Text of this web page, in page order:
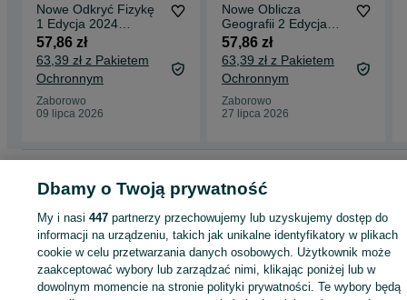
Nowe Odkryć Fizykę
1 Edycja 2024
Podręcznik
Podstawowy Nowa
Era
57,86 zł
63,39 zł z Pakietem
Ochronnym
Zaborowo
09 lipca 2026
Nowe Oblicza
Geografii 2 Edycja
2024 Podręcznik
Podstawowy Nowa
Era
57,86 zł
63,39 zł z Pakietem
Ochronnym
Zaborowo
27 lipca 2026
szkolne - Wielkopolskie
Podręczniki szkolne - Zaborowo
KATEGORIA
ID:1002291912 Wyświetlenia:
Dbamy o Twoją prywatność
My i nasi447 partnerzy przechowujemy lub uzyskujemy dostęp do
informacji na urządzeniu, takich jak unikalne identyfikatory w plikach
cookie w celu przetwarzania danych osobowych. Użytkownik może
zaakceptować wybory lub zarządzać nimi, klikając poniżej lub w
dowolnym momencie na stronie polityki prywatności. Te wybory będą